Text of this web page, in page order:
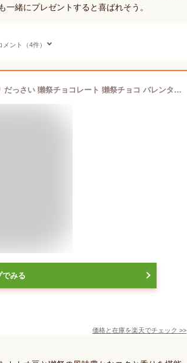
緒にプレゼントすると喜ばれそう。
ント（4件）
日本酒 チョコ 獺祭ショコラ パレドオール 6個入り だっさい 獺祭チョコレート 獺祭チョコ バレンタイン ギフト 獺祭 純米大吟醸 二割三分 日本酒 ショコラティエ パレ・ド・オール ボンボンショコラ ガナッシュ カカオ ご褒美
でみる
価格と在庫を楽天でチェック >>